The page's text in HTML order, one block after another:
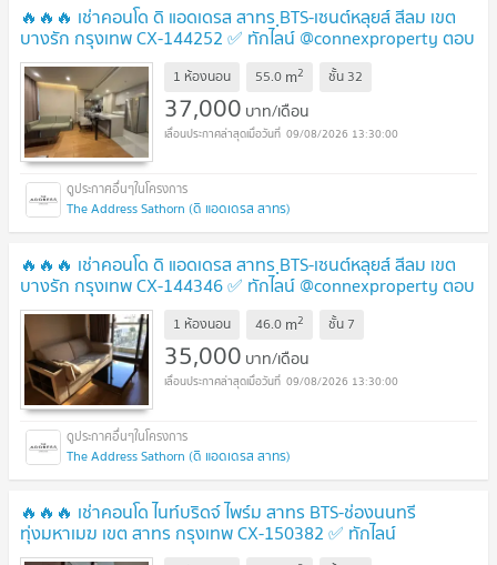
🔥🔥🔥 เช่าคอนโด ดิ แอดเดรส สาทร ฺBTS-เซนต์หลุยส์ สีลม เขต
บางรัก กรุงเทพ CX-144252 ✅ ทักไลน์ @connexproperty ตอบ
ทันที ทีมงานมืออาชีพ ✅ 🔥🔥🔥
1 ห้องนอน 55.0 m2 ชั้น 32
37,000 บาท/เดือน
09/08/2026 13:30:00
The Address Sathorn (ดิ แอดเดรส สาทร)
🔥🔥🔥 เช่าคอนโด ดิ แอดเดรส สาทร ฺBTS-เซนต์หลุยส์ สีลม เขต
บางรัก กรุงเทพ CX-144346 ✅ ทักไลน์ @connexproperty ตอบ
ทันที ทีมงานมืออาชีพ ✅ 🔥🔥🔥
1 ห้องนอน 46.0 m2 ชั้น 7
35,000 บาท/เดือน
09/08/2026 13:30:00
The Address Sathorn (ดิ แอดเดรส สาทร)
🔥🔥🔥 เช่าคอนโด ไนท์บริดจ์ ไพร์ม สาทร BTS-ช่องนนทรี
ทุ่งมหาเมฆ เขต สาทร กรุงเทพ CX-150382 ✅ ทักไลน์
@connexproperty ตอบทันที ทีมงานมืออาชีพ ✅ 🔥🔥🔥